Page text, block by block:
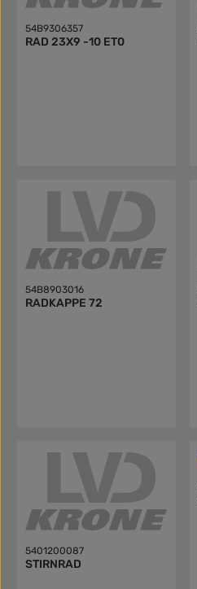
54B9306357
RAD 23X9 -10 ET0
54B8903016
RADKAPPE 72
5401200087
STIRNRAD